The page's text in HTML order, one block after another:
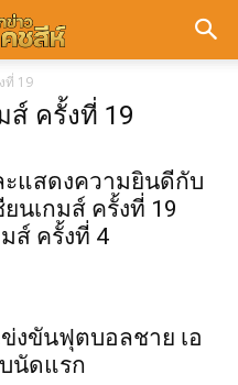
ที่ 19
ส์ ครั้งที่ 19
ะแสดงความยินดีกับ
นเกมส์ ครั้งที่ 19
ส์ ครั้งที่ 4
งขันฟุตบอลชาย เอ
นัดแรก